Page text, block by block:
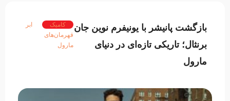
بازگشت پانیشر با یونیفرم نوین جان
برنثال؛ تاریکی تازه‌ای در دنیای
مارول
کامیک
ابر
قهرمان‌های
مارول